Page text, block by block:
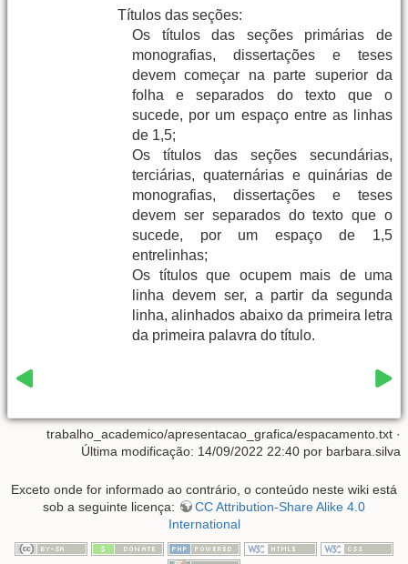
Títulos das seções:
Os títulos das seções primárias de
monografias, dissertações e teses
devem começar na parte superior da
folha e separados do texto que o
sucede, por um espaço entre as linhas
de 1,5;
Os títulos das seções secundárias,
terciárias, quaternárias e quinárias de
monografias, dissertações e teses
devem ser separados do texto que o
sucede, por um espaço de 1,5
entrelinhas;
Os títulos que ocupem mais de uma
linha devem ser, a partir da segunda
linha, alinhados abaixo da primeira letra
da primeira palavra do título.
trabalho_academico/apresentacao_grafica/espacamento.txt ·
Última modificação: 14/09/2022 22:40 por barbara.silva
Exceto onde for informado ao contrário, o conteúdo neste wiki está
sob a seguinte licença:
CC Attribution-Share Alike 4.0
International